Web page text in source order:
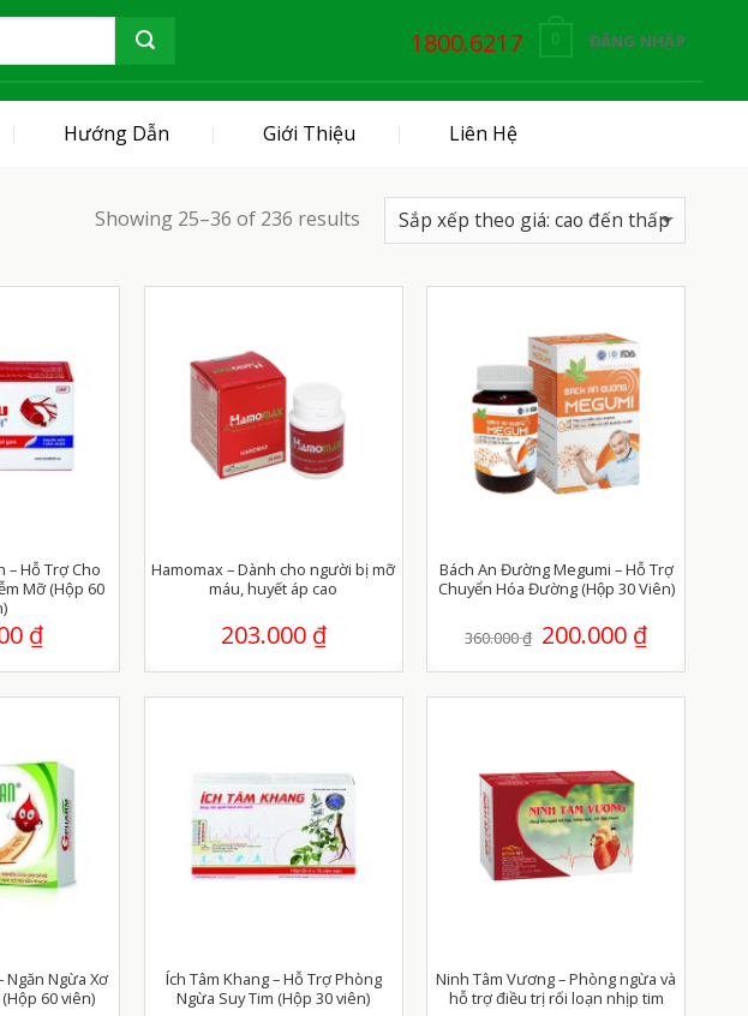
1800.6217 ĐĂNG NHẬP
Hướng Dẫn Giới Thiệu Liên Hệ
Showing 25–36 of 236 results
– Hỗ Trợ Cho
Mỡ (Hộp 60
₫
Hamomax – Dành cho người bị mỡ
máu, huyết áp cao
203.000 ₫
Bách An Đường Megumi – Hỗ Trợ
Chuyển Hóa Đường (Hộp 30 Viên)
360.000₫ Giá
gốc
360.000 ₫.
200.000 ₫Giá
hiện
là:
200.000 ₫.
Ngừa Xơ
60 viên)
Ích Tâm Khang – Hỗ Trợ Phòng
Ngừa Suy Tim (Hộp 30 viên)
Ninh Tâm Vương – Phòng ngừa và
hỗ trợ điều trị rối loạn nhịp tim